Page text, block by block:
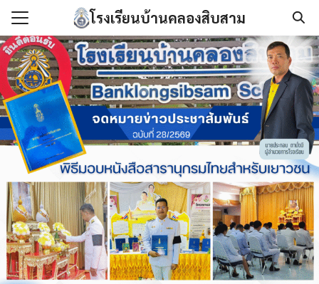
Skip
content
โรงเรียนบ้านคลองสิบสาม
ก
เรา
กันการทุจริต
ลยีสารสนเทศ
กสาร
า
Search
for: